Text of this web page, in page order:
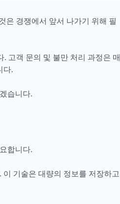
은 경쟁에서 앞서 나가기 위해 필
고객 문의 및 불만 처리 과정은 매
다.
습니다.
합니다.
기술은 대량의 정보를 저장하고